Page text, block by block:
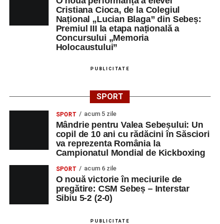
Cristiana Cioca, de la Colegiul
Național „Lucian Blaga” din Sebeș:
Premiul III la etapa națională a
Concursului „Memoria
Holocaustului”
PUBLICITATE
SPORT
SPORT acum 5 zile
Mândrie pentru Valea Sebeșului: Un
copil de 10 ani cu rădăcini în Săsciori
va reprezenta România la
Campionatul Mondial de Kickboxing
SPORT acum 6 zile
O nouă victorie în meciurile de
pregătire: CSM Sebeș – Interstar
Sibiu 5-2 (2-0)
PUBLICITATE